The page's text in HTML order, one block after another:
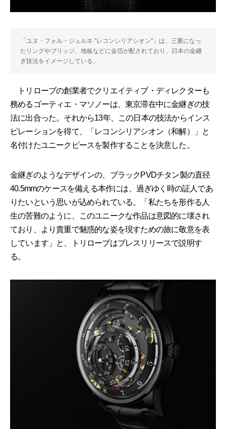
「ユヌ・フォル・ジュルネ "レコンシリアシオン"」は、三重になっ
たリングやブリッジ、地板などに金箔が配されており、日本の金継
ぎ技法をイメージしている。
トリローブの創業者でクリエイティブ・ディレクターも
務めるゴーティエ・マソノーは、東京滞在中に金継ぎの技
法に出合った。それから13年、この日本の技法からインス
ピレーションを得て、「レコンシリアシオン（和解）」と
名付けたユニークピースを製作することを決意した。
金継ぎのようなデザインの、ブラックPVDチタン製の直径
40.5mmのケースを備える本作には、過ぎゆく時の証人であ
りたいという思いが込められている。「私たちを形作る人
生の苦難のように、このユニークな作品は意図的に壊され
ており、より貴重で魅惑的な姿を現すための旅に敬意を表
しています」と、トリローブはプレスリリースで説明す
る。